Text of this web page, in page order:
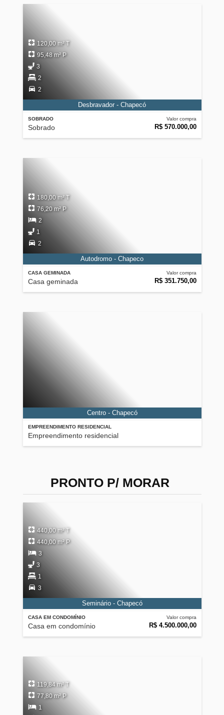
SOBRADO
Sobrado
Valor compra
R$ 570.000,00
120,00 m² T
95,48 m² P
3
2
2
Desbravador - Chapecó
CASA GEMINADA
Casa geminada
Valor compra
R$ 351.750,00
180,00 m² T
76,20 m² P
2
1
2
Autodromo - Chapeco
EMPREENDIMENTO RESIDENCIAL
Empreendimento residencial
Centro - Chapecó
PRONTO P/ MORAR
CASA EM CONDOMÍNIO
Casa em condomínio
Valor compra
R$ 4.500.000,00
440,00 m² T
440,00 m² P
3
3
1
3
Seminário - Chapecó
119,84 m² T
77,80 m² P
1